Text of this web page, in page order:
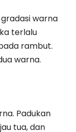
warna
terlalu
rambut.
warna.
Padukan
tua, dan